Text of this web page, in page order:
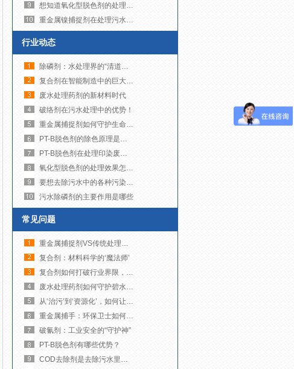
想知道氧化型脱色剂的处理成本到底高不高吗？来看这里吧！
重金属镍捕捉剂在处理污水镍超标方面发挥着至关重要的作用
行业动态
除磷剂：水处理界的“清道夫”，如何让碧水重现？
复合剂在智能制造中的巨大潜力！
废水处理药剂的新材料时代
破络剂在污水处理中的优势！
重金属捕捉剂如何守护生命之源
PT-B脱色剂的除色原理是什么？
PT-B脱色剂在处理印染废水时有哪些注意事项
氧化型脱色剂的处理效果怎么样？
要想去除污水中的各种污染物，需要注意这些处理的流程！
污水除磷剂的主要作用是哪些
常见问题
重金属捕捉剂VS传统处理技术
复合剂：材料科学的‘魔法师’
复合剂如何打破行业界限，创造无限可能？
废水处理药剂如何守护碧水蓝天！
从‘治污’到‘资源化’，如何让废水变废为宝？
重金属捕手：环保卫士如何净化我们的水世界
破氰剂：工业安全的“守护神”
PT-B脱色剂有哪些优势？
COD去除剂是去除污水里的什么杂质？